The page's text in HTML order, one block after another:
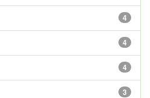
4
4
4
3